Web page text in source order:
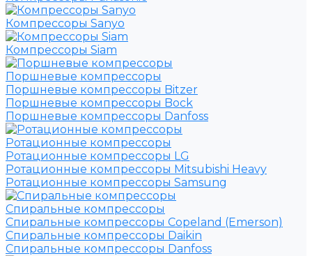
Компрессоры Sanyo
Компрессоры Siam
Поршневые компрессоры
Поршневые компрессоры Bitzer
Поршневые компрессоры Bock
Поршневые компрессоры Danfoss
Ротационные компрессоры
Ротационные компрессоры LG
Ротационные компрессоры Mitsubishi Heavy
Ротационные компрессоры Samsung
Спиральные компрессоры
Спиральные компрессоры Copeland (Emerson)
Спиральные компрессоры Daikin
Спиральные компрессоры Danfoss